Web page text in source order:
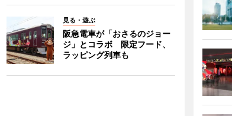
見る・遊ぶ
阪急電車が「おさるのジョー
ジ」とコラボ 限定フード、
ラッピング列車も